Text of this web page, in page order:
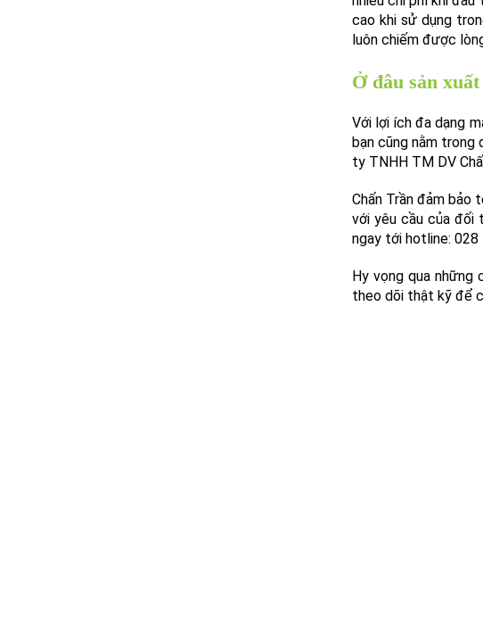
cao khi sử dụng
luôn chiếm được
Ở đâu sản
Với lợi ích đa dạng
bạn cũng nằm trong
ty TNHH TM DV
Chấn Trần đảm bảo
với yêu cầu của đối
ngay tới hotline:
Hy vọng qua
theo dõi thật kỹ để